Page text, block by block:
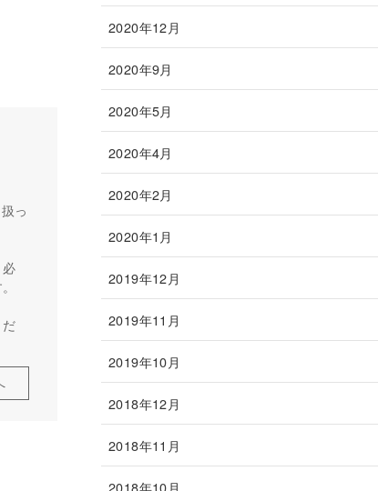
っ
2020年12月
2020年9月
2020年5月
2020年4月
2020年2月
2020年1月
2019年12月
2019年11月
2019年10月
2018年12月
2018年11月
2018年10月